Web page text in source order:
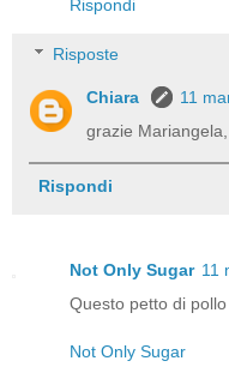
Rispondi
Risposte
Chiara
11
grazie
Rispondi
Not Only Sugar 11
Questo petto di
Not Only Sugar